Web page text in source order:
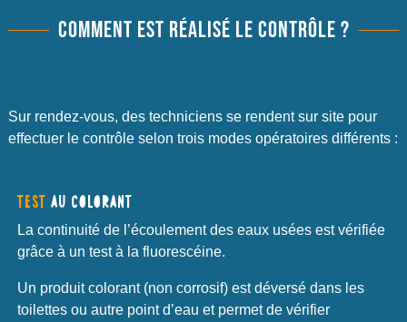
COMMENT EST RÉALISÉ LE CONTRÔLE ?
Sur rendez-vous, des techniciens se rendent sur site pour
effectuer le contrôle selon trois modes opératoires différents :
TEST AU COLORANT
La continuité de l’écoulement des eaux usées est vérifiée
grâce à un test à la fluorescéine.
Un produit colorant (non corrosif) est déversé dans les
toilettes ou autre point d’eau et permet de vérifier